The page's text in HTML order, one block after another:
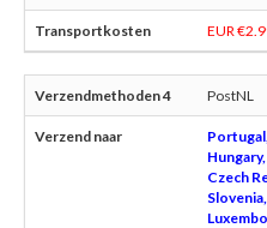
EUR
PostNL
Czech